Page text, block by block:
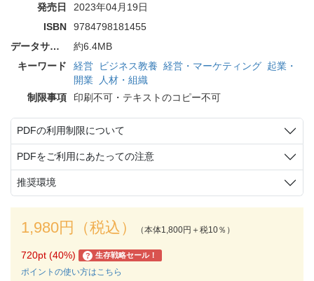
発売日
2023年04月19日
ISBN
9784798181455
データサイズ
約6.4MB
キーワード
経営 ビジネス教養 経営・マーケティング 起業・
開業
人材・組織
制限事項
印刷不可・テキストのコピー不可
PDFの利用制限について
PDFをご利用にあたっての注意
推奨環境
1,980円（税込） （本体1,800円＋税10％）
720pt (40%) ? 生存戦略セール！
ポイントの使い方はこちら